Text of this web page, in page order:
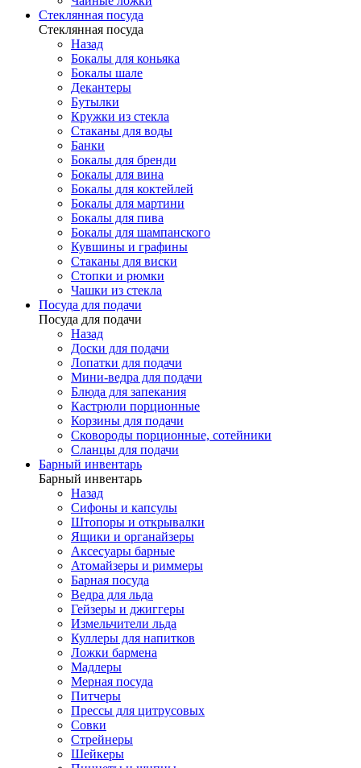
Стеклянная посуда
Стеклянная посуда
Назад
Бокалы для коньяка
Бокалы шале
Декантеры
Бутылки
Кружки из стекла
Стаканы для воды
Банки
Бокалы для бренди
Бокалы для вина
Бокалы для коктейлей
Бокалы для мартини
Бокалы для пива
Бокалы для шампанского
Кувшины и графины
Стаканы для виски
Стопки и рюмки
Чашки из стекла
Посуда для подачи
Посуда для подачи
Назад
Доски для подачи
Лопатки для подачи
Мини-ведра для подачи
Блюда для запекания
Кастрюли порционные
Корзины для подачи
Сковороды порционные, сотейники
Сланцы для подачи
Барный инвентарь
Барный инвентарь
Назад
Сифоны и капсулы
Штопоры и открывалки
Ящики и органайзеры
Аксесуары барные
Атомайзеры и риммеры
Барная посуда
Ведра для льда
Гейзеры и джиггеры
Измельчители льда
Куллеры для напитков
Ложки бармена
Мадлеры
Мерная посуда
Питчеры
Прессы для цитрусовых
Совки
Стрейнеры
Шейкеры